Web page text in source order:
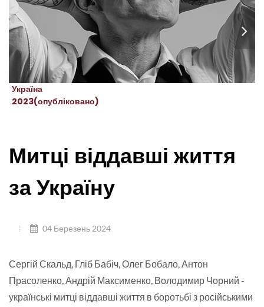
Україна
2023(опубліковано)
Митці віддавші життя
за Україну
04 Березень 2024
Сергій Скальд, Гліб Бабіч, Олег Бобало, Антон
Прасоленко, Андрій Максименко, Володимир Чорний -
українські митці віддавші життя в боротьбі з російськими